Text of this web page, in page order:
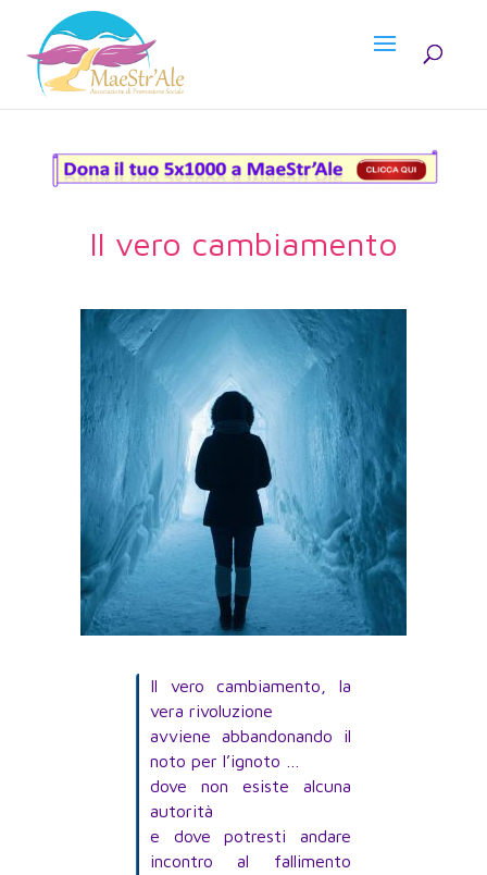
Il vero cambiamento
Il vero cambiamento, la
vera rivoluzione
avviene abbandonando il
noto per l’ignoto …
dove non esiste alcuna
autorità
e dove potresti andare
incontro al fallimento